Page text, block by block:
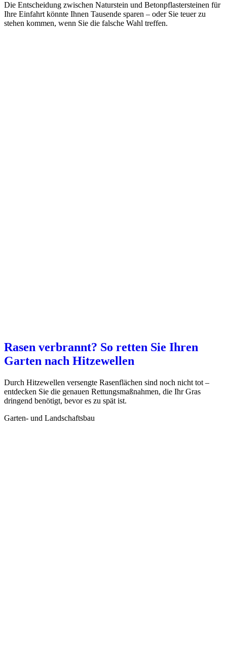
Die Entscheidung zwischen Naturstein und Betonpflastersteinen für
Ihre Einfahrt könnte Ihnen Tausende sparen – oder Sie teuer zu
stehen kommen, wenn Sie die falsche Wahl treffen.
Rasen verbrannt? So retten Sie Ihren
Garten nach Hitzewellen
Durch Hitzewellen versengte Rasenflächen sind noch nicht tot –
entdecken Sie die genauen Rettungsmaßnahmen, die Ihr Gras
dringend benötigt, bevor es zu spät ist.
Garten- und Landschaftsbau